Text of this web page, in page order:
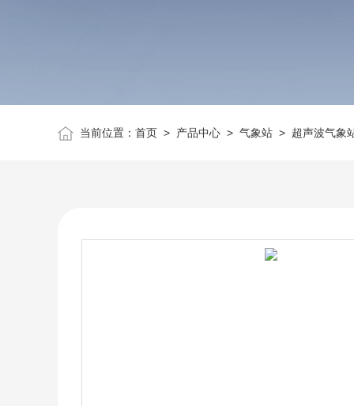
当前位置： 首页> 产品中心> 气象站> 超声波气象